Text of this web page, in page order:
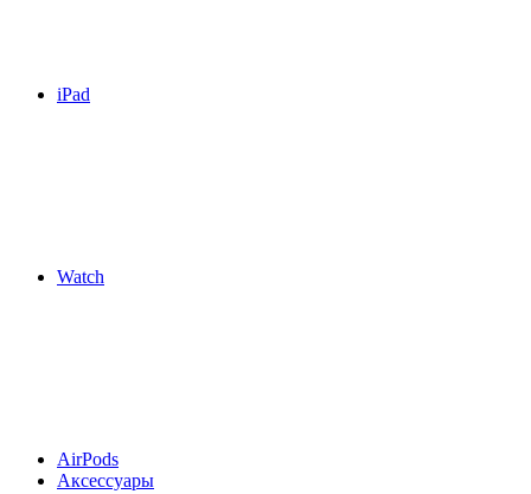
iPad
Watch
AirPods
Аксессуары